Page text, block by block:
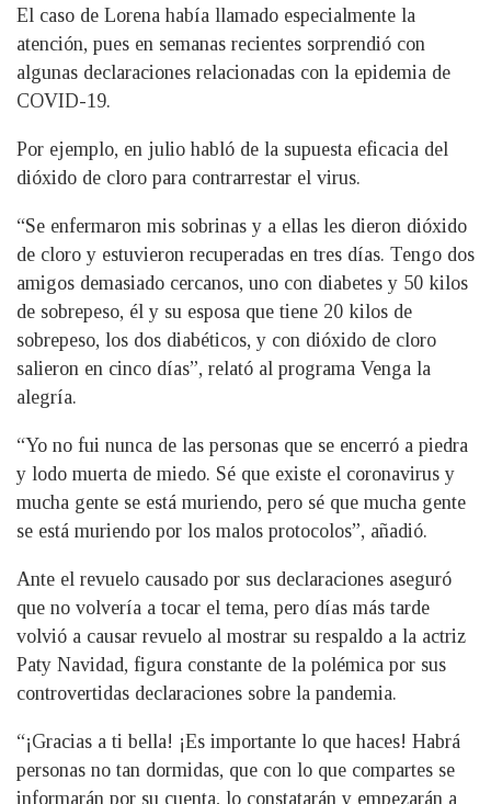
El caso de Lorena había llamado especialmente la
atención, pues en semanas recientes sorprendió con
algunas declaraciones relacionadas con la epidemia de
COVID-19.
Por ejemplo, en julio habló de la supuesta eficacia del
dióxido de cloro para contrarrestar el virus.
“Se enfermaron mis sobrinas y a ellas les dieron dióxido
de cloro y estuvieron recuperadas en tres días. Tengo dos
amigos demasiado cercanos, uno con diabetes y 50 kilos
de sobrepeso, él y su esposa que tiene 20 kilos de
sobrepeso, los dos diabéticos, y con dióxido de cloro
salieron en cinco días”, relató al programa Venga la
alegría.
“Yo no fui nunca de las personas que se encerró a piedra
y lodo muerta de miedo. Sé que existe el coronavirus y
mucha gente se está muriendo, pero sé que mucha gente
se está muriendo por los malos protocolos”, añadió.
Ante el revuelo causado por sus declaraciones aseguró
que no volvería a tocar el tema, pero días más tarde
volvió a causar revuelo al mostrar su respaldo a la actriz
Paty Navidad, figura constante de la polémica por sus
controvertidas declaraciones sobre la pandemia.
“¡Gracias a ti bella! ¡Es importante lo que haces! Habrá
personas no tan dormidas, que con lo que compartes se
informarán por su cuenta, lo constatarán y empezarán a